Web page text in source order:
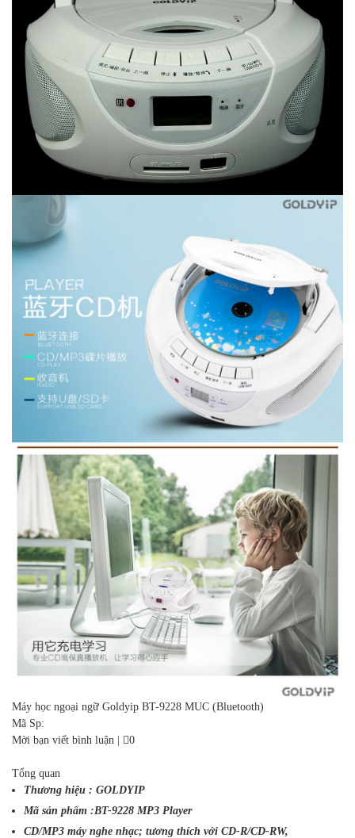
Máy học ngoại ngữ Goldyip BT-9228 MUC (Bluetooth)
Mã Sp:
Mời bạn viết bình luận
0
Tổng quan
Thương hiệu : GOLDYIP
Mã sản phẩm :BT-9228 MP3 Player
CD/MP3 máy nghe nhạc; tương thích với CD-R/CD-RW,